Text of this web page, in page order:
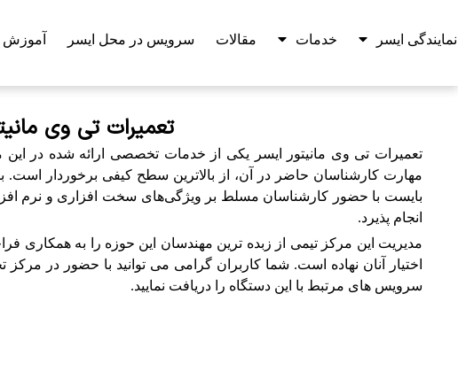
نمایندگی ایسر خدمات مقالات سرویس در محل ایسر آموزش
تعمیرات تی وی
تعمیرات تی وی مانیتور ایسر یکی از خدمات تخصصی ارائه شده در
مهارت کارشناسان حاضر در آن، از بالاترین سطح کیفی برخوردار است.
بایست با حضور کارشناسان مسلط بر ویژگی‌های سخت افزاری و نرم
انجام پذیرد.
مدیریت این مرکز تیمی از زبده ترین مهندسان این حوزه را به همکاری
اختیار آنان نهاده است. شما کاربران گرامی می توانید با حضور در
سرویس های مرتبط با این دستگاه را دریافت نمایید.